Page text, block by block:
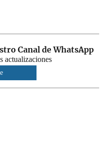
Canal de WhatsApp
actualizaciones